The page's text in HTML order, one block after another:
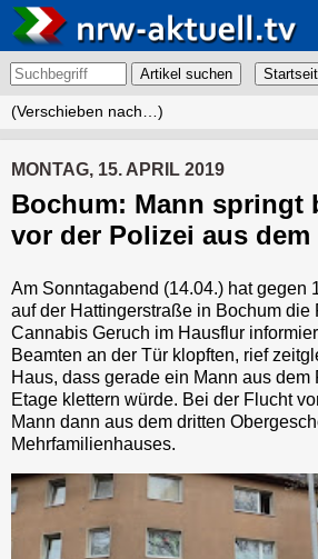
Artikel suchen
MONTAG, 15. APRIL 2019
Bochum: Mann springt
vor der Polizei aus dem
Am Sonntagabend (14.04.) hat gegen
auf der Hattingerstraße in Bochum die
Cannabis Geruch im Hausflur
Beamten an der Tür klopften, rief
Haus, dass gerade ein Mann aus dem
Etage klettern würde. Bei der Flucht
Mann dann aus dem dritten
Mehrfamilienhauses.